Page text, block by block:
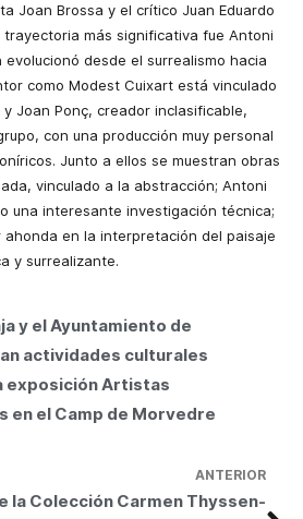
Joan Brossa y el crítico Juan Eduardo
más significativa fue Antoni
desde el surrealismo hacia
como Modest Cuixart está vinculado
Joan Ponç, creador inclasificable,
con una producción muy personal
Junto a ellos se muestran obras
vinculado a la abstracción; Antoni
una interesante investigación técnica;
ahonda en la interpretación del paisaje
y surrealizante.
ANTERIOR
la Colección Carmen Thyssen-
y el Ayuntamiento de
actividades culturales
exposición Artistas
en el Camp de Morvedre